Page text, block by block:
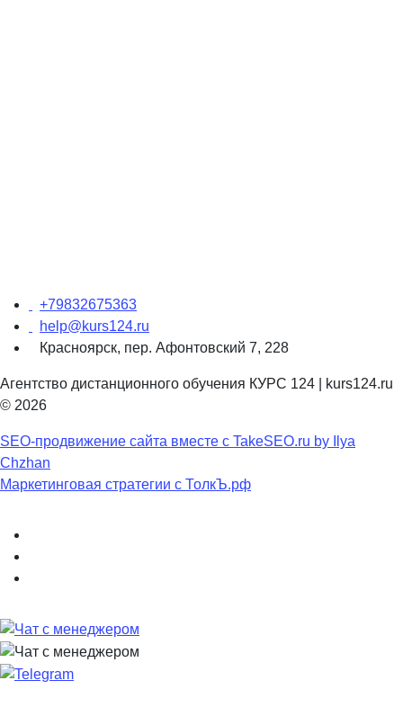
+79832675363
help@kurs124.ru
Красноярск, пер. Афонтовский 7, 228
Агентство дистанционного обучения КУРС 124 | kurs124.ru
© 2026
SEO-продвижение сайта вместе с TakeSEO.ru by Ilya
Chzhan
Маркетинговая стратегии с ТолкЪ.рф